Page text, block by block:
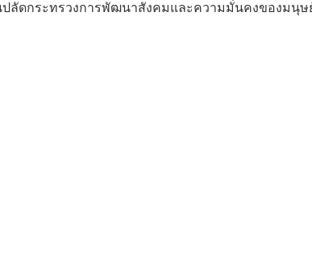
ลัดกระทรวงการพัฒนาสังคมและความมั่นคงของมนุษ